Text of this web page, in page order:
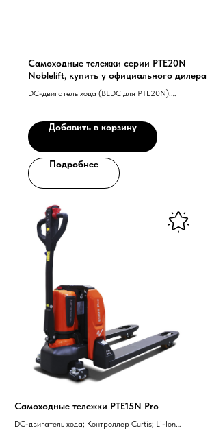
Самоходные тележки серии PTE20N
Noblelift, купить у официального дилера
DC-двигатель хода (BLDC для PTE20N).
для PTE12N). Снижение скорости на повороте (для
PTE20N).
Добавить в корзину
Подробнее
Самоходные тележки PTE15N Pro
DC-двигатель хода; Контроллер Curtis; Li-Ion